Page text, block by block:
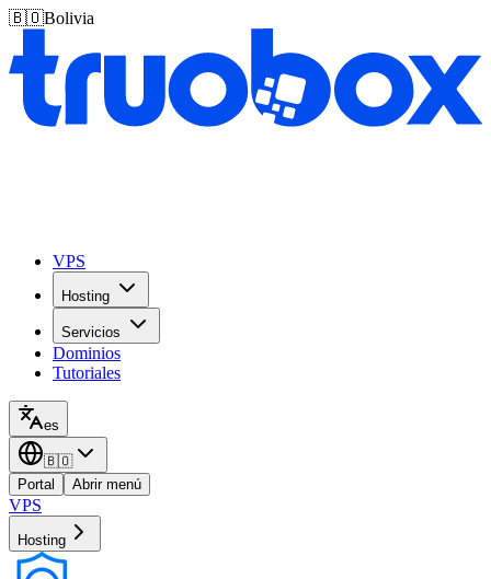
🇧🇴Bolivia
VPS
Hosting
Servicios
Dominios
Tutoriales
es
🇧🇴
Portal
Abrir menú
VPS
Hosting